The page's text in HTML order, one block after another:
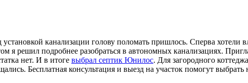
канализации голову поломать пришлось. Сперва хотели
я решил подробнее разобраться в автономных канализациях.
нет. И в итоге выбрал септик Юнилос. Для загородного
Бесплатная консультация и выезд на участок помогут